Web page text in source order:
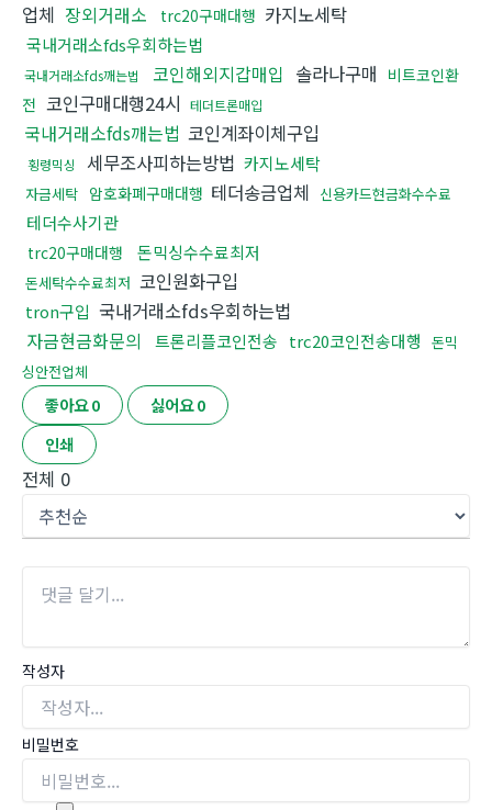
업체 장외거래소 trc20구매대행 카지노세탁
국내거래소fds우회하는법
국내거래소fds깨는법 코인해외지갑매입 솔라나구매 비트코인환
전 코인구매대행24시 테더트론매입
국내거래소fds깨는법 코인계좌이체구입
횡령믹싱 세무조사피하는방법 카지노세탁
자금세탁 암호화폐구매대행 테더송금업체 신용카드현금화수수료
테더수사기관
trc20구매대행 돈믹싱수수료최저
돈세탁수수료최저 코인원화구입
tron구입 국내거래소fds우회하는법
자금현금화문의
트론리플코인전송 trc20코인전송대행 돈믹
싱안전업체
좋아요0 싫어요0
인쇄
전체 0
작성자
비밀번호